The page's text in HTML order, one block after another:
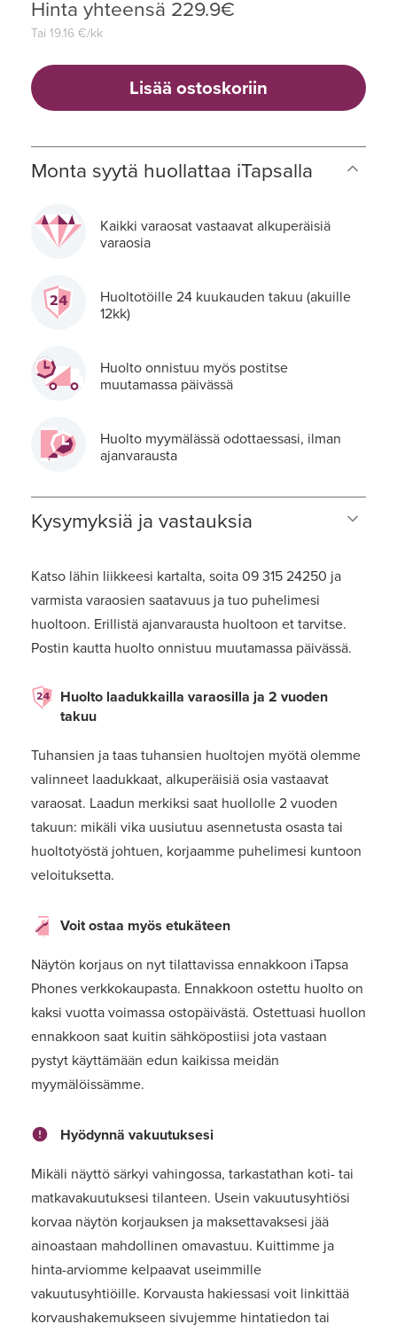
Hinta yhteensä 229.9€
Tai 19.16 €/kk
Lisää ostoskoriin
Monta syytä huollattaa iTapsalla
Kaikki varaosat vastaavat alkuperäisiä
varaosia
Huoltotöille 24 kuukauden takuu (akuille
12kk)
Huolto onnistuu myös postitse
muutamassa päivässä
Huolto myymälässä odottaessasi, ilman
ajanvarausta
Kysymyksiä ja vastauksia
Katso lähin liikkeesi kartalta, soita 09 315 24250 ja
varmista varaosien saatavuus ja tuo puhelimesi
huoltoon. Erillistä ajanvarausta huoltoon et tarvitse.
Postin kautta huolto onnistuu muutamassa päivässä.
Huolto laadukkailla varaosilla ja 2 vuoden
takuu
Tuhansien ja taas tuhansien huoltojen myötä olemme
valinneet laadukkaat, alkuperäisiä osia vastaavat
varaosat. Laadun merkiksi saat huollolle 2 vuoden
takuun: mikäli vika uusiutuu asennetusta osasta tai
huoltotyöstä johtuen, korjaamme puhelimesi kuntoon
veloituksetta.
Voit ostaa myös etukäteen
Näytön korjaus on nyt tilattavissa ennakkoon iTapsa
Phones verkkokaupasta. Ennakkoon ostettu huolto on
kaksi vuotta voimassa ostopäivästä. Ostettuasi huollon
ennakkoon saat kuitin sähköpostiisi jota vastaan
pystyt käyttämään edun kaikissa meidän
myymälöissämme.
Hyödynnä vakuutuksesi
Mikäli näyttö särkyi vahingossa, tarkastathan koti- tai
matkavakuutuksesi tilanteen. Usein vakuutusyhtiösi
korvaa näytön korjauksen ja maksettavaksesi jää
ainoastaan mahdollinen omavastuu. Kuittimme ja
hinta-arviomme kelpaavat useimmille
vakuutusyhtiöille. Korvausta hakiessasi voit linkittää
korvaushakemukseen sivujemme hintatiedon tai